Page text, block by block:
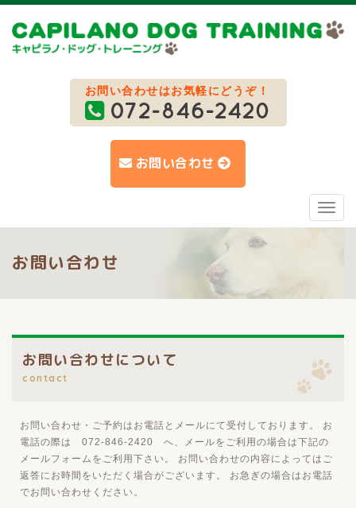
お問い合わせはお気軽にどうぞ！
お問い合わせ
お問い合わせ
お問い合わせについて
contact
お問い合わせ・ご予約はお電話とメールにて受付しております。 お
電話の際は 072-846-2420 へ、メールをご利用の場合は下記の
メールフォームをご利用下さい。 お問い合わせの内容によってはご
返答にお時間をいただく場合がございます。 お急ぎの場合はお電話
でお問い合わせください。